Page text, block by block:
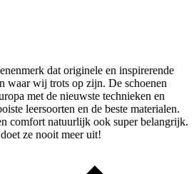
dat originele en inspirerende
waar wij trots op zijn. De schoenen
met de nieuwste technieken en
leersoorten en de beste materialen.
comfort natuurlijk ook super belangrijk.
ze nooit meer uit!